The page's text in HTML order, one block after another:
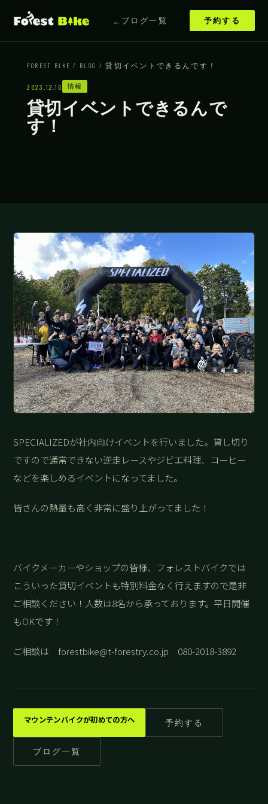
ブログ一覧 予約する
FOREST BIKE / BLOG / 貸切イベントできるんです！
2023.12.16 情報
貸切イベントできるんで
す！
SPECIALIZEDが社内向けイベントを行いました。貸し切り
ですので通常できない逆走レースやジビエ料理、コーヒー
などを楽しめるイベントになってました。
皆さんの熱量も高く非常に盛り上がってました！
バイクメーカーやショップの皆様、フォレストバイクでは
こういった貸切イベントも特別料金なく行えますので是非
ご相談ください！人数は8名から承っております。平日開催
もOKです！
ご相談は forestbike@t-forestry.co.jp 080-2018-3892
マウンテンバイクが初めての方へ 予約する
ブログ一覧